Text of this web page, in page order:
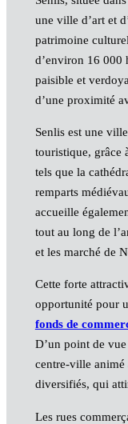
une ville d’art et
patrimoine
d’environ 16 000
paisible et
d’une proximité
Senlis est une
touristique, grâce
tels que la
remparts
accueille
tout au long de
et les marché de
Cette forte
opportunité pour
fonds de
D’un point de
centre-ville animé
diversifiés, qui
Les rues